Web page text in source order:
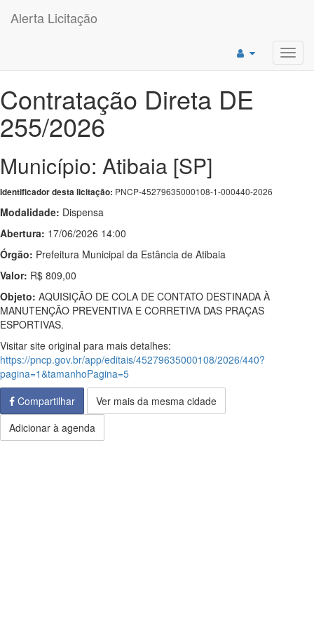
Alerta Licitação
Contratação Direta DE
255/2026
Município: Atibaia [SP]
Identificador desta licitação: PNCP-45279635000108-1-000440-2026
Modalidade: Dispensa
Abertura: 17/06/2026 14:00
Órgão: Prefeitura Municipal da Estância de Atibaia
Valor: R$ 809,00
Objeto: AQUISIÇÃO DE COLA DE CONTATO DESTINADA À
MANUTENÇÃO PREVENTIVA E CORRETIVA DAS PRAÇAS
ESPORTIVAS.
Visitar site original para mais detalhes:
https://pncp.gov.br/app/editais/45279635000108/2026/440?
pagina=1&tamanhoPagina=5
Compartilhar
Ver mais da mesma cidade
Adicionar à agenda